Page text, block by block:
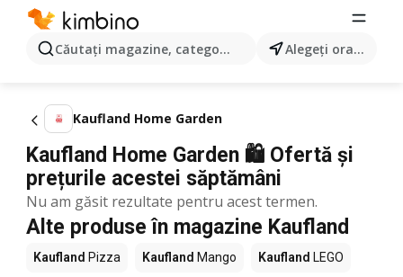
Căutaţi magazine, categorii, produse... Alegeţi oraşul
Kaufland Home Garden
Kaufland Home Garden 🛍️ Ofertă și
prețurile acestei săptămâni
Nu am găsit rezultate pentru acest termen.
Alte produse în magazine Kaufland
Kaufland Pizza Kaufland Mango Kaufland LEGO